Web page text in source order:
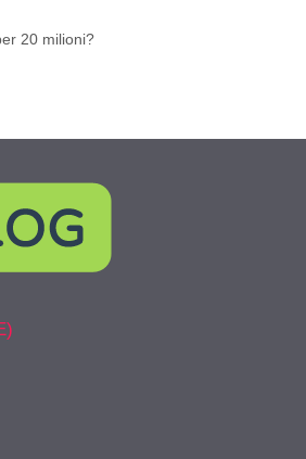
20 milioni?